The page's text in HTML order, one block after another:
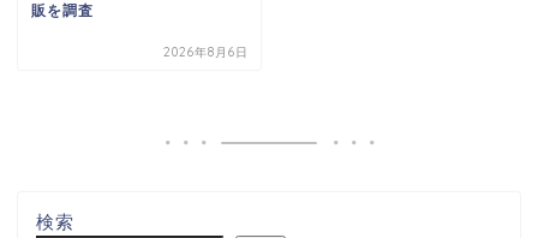
販を調査
2026年8月6日
検索